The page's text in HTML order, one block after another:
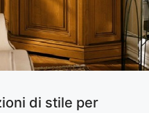
di stile per